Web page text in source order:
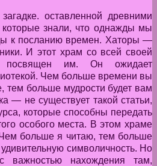
оставленной древними
которые знали, что однажды мы
к посланию времен. Хаторы —
И этот храм со всей своей
посвящен им. Он ожидает
Чем больше времени вы
тем больше мудрости будет вам
— не существует такой статьи,
которые способны передать
особого места. В этом храме
больше я читаю, тем больше
символичность. Но
важностью нахождения там,